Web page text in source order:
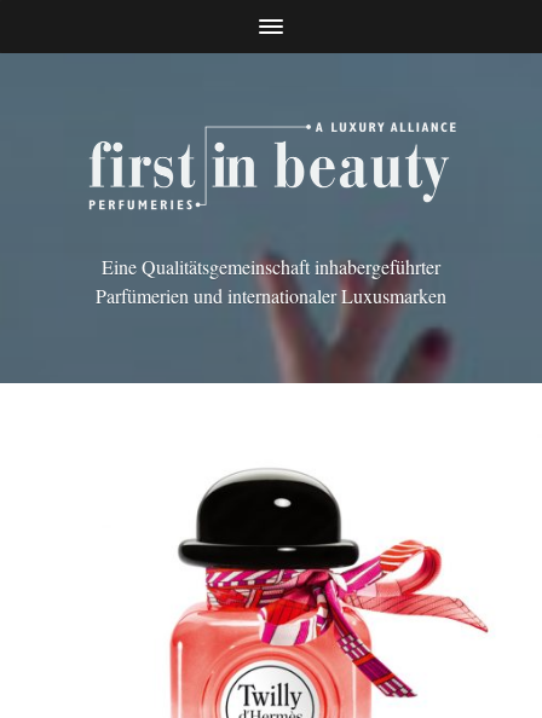
Eine Qualitätsgemeinschaft inhabergeführter
Parfümerien und internationaler Luxusmarken